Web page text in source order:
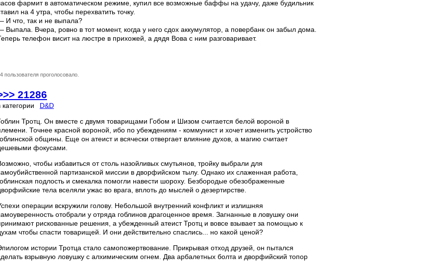
фармит в автоматическом режиме, купил все возможные баффы на удачу, даже будильник
на 4 утра, чтобы перехватить точку.
И что, так и не выпала?
Выпала. Вчера, ровно в тот момент, когда у него сдох аккумулятор, а повербанк он забыл дома.
телефон висит на люстре в прихожей, а дядя Вова с ним разговаривает.
пользователя проголосовало.
21286
категории
D&D
Тротц. Он вместе с двумя товарищами Гобом и Шизом считается белой вороной в
Точнее красной вороной, ибо по убеждениям - коммунист и хочет изменить устройство
общины. Еще он атеист и всячески отвергает влияние духов, а магию считает
фокусами.
чтобы избавиться от столь назойливых смутьянов, тройку выбрали для
партизанской миссии в дворфийском тылу. Однако их слаженная работа,
подлость и смекалка помогли навести шороху. Безбородые обезображенные
тела вселяли ужас во врага, вплоть до мыслей о дезертирстве.
операции вскружили голову. Небольшой внутренний конфликт и излишняя
отобрали у отряда гоблинов драгоценное время. Загнанные в ловушку они
рискованные решения, а убежденный атеист Тротц и вовсе взывает за помощью к
чтобы спасти товарищей. И они действительно спаслись... но какой ценой?
истории Тротца стало самопожертвование. Прикрывая отход друзей, он пытался
взрывную ловушку с алхимическим огнем. Два арбалетных болта и дворфийский топор